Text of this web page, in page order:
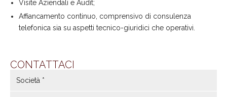
Visite Aziendali e Audit;
Affiancamento continuo, comprensivo di consulenza
telefonica sia su aspetti tecnico-giuridici che operativi.
CONTATTACI